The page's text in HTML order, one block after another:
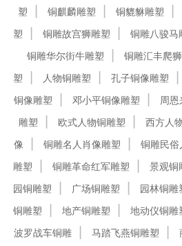
塑
铜麒麟雕塑 铜貔貅雕塑
塑
铜雕故宫狮雕塑 铜雕八骏马
铜雕华尔街牛雕塑
铜雕汇丰爬
塑
人物铜雕塑 孔子铜像雕塑
铜像雕塑
邓小平铜像雕塑 周
雕塑
欧式人物铜雕塑 西方人
像
铜雕名人肖像雕塑 铜雕民俗
雕塑
铜雕革命红军雕塑 景观铜
园铜雕塑
广场铜雕塑 园林铜雕
铜雕塑
地产铜雕塑 地动仪铜雕
波罗战车铜雕
马踏飞燕铜雕塑